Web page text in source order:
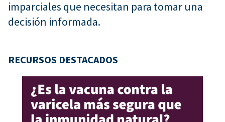
imparciales que necesitan para tomar una
decisión informada.
RECURSOS DESTACADOS